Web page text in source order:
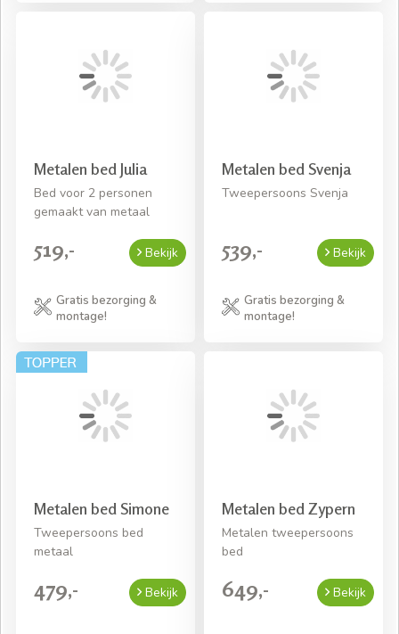
Metalen bed Julia
Bed voor 2 personen
gemaakt van metaal
519,- Bekijk
Gratis bezorging &
montage!
Metalen bed Svenja
Tweepersoons Svenja
539,- Bekijk
Gratis bezorging &
montage!
Metalen bed Simone
Tweepersoons bed
metaal
479,- Bekijk
Metalen bed Zypern
Metalen tweepersoons
bed
649,- Bekijk